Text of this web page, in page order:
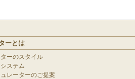
ーとは
ーのスタイル
ステム
レーターのご提案